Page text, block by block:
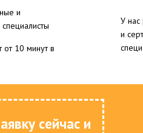
У нас
и
и
10 минут в
сейчас и